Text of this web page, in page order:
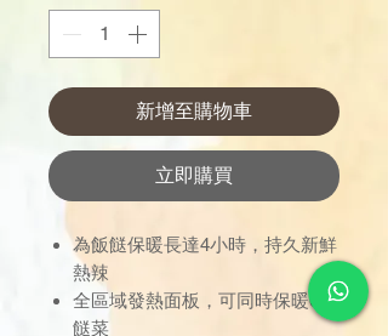
新增至購物車
立即購買
為飯餸保暖長達4小時，持久新鮮
熱辣
全區域發熱面板，可同時保暖6道
餸菜